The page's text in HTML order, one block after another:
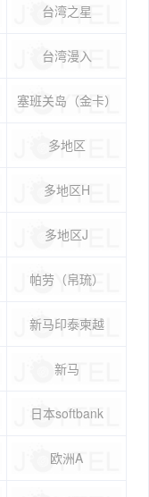
台湾之星
台湾漫入
塞班关岛（金卡）
多地区
多地区H
多地区J
帕劳（帛琉）
新马印泰柬越
新马
日本softbank
欧洲A